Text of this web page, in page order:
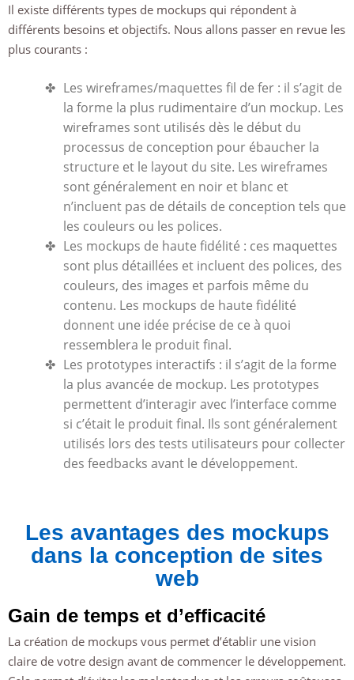
Il existe différents types de mockups qui répondent à
différents besoins et objectifs. Nous allons passer en revue les
plus courants :
Les wireframes/maquettes fil de fer : il s’agit de
la forme la plus rudimentaire d’un mockup. Les
wireframes sont utilisés dès le début du
processus de conception pour ébaucher la
structure et le layout du site. Les wireframes
sont généralement en noir et blanc et
n’incluent pas de détails de conception tels que
les couleurs ou les polices.
Les mockups de haute fidélité : ces maquettes
sont plus détaillées et incluent des polices, des
couleurs, des images et parfois même du
contenu. Les mockups de haute fidélité
donnent une idée précise de ce à quoi
ressemblera le produit final.
Les prototypes interactifs : il s’agit de la forme
la plus avancée de mockup. Les prototypes
permettent d’interagir avec l’interface comme
si c’était le produit final. Ils sont généralement
utilisés lors des tests utilisateurs pour collecter
des feedbacks avant le développement.
Les avantages des mockups
dans la conception de sites
web
Gain de temps et d’efficacité
La création de mockups vous permet d’établir une vision
claire de votre design avant de commencer le développement.